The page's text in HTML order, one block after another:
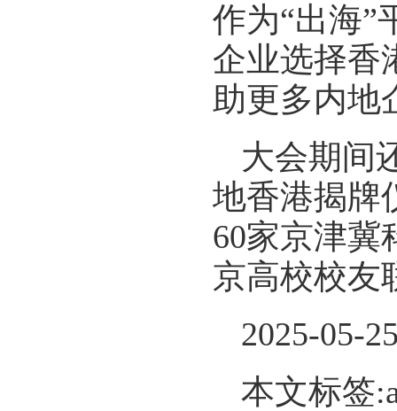
作为“出海”
企业选择香
助更多内地
大会期间
地香港揭牌
60家京津冀
京高校校友
2025-05-
本文标签